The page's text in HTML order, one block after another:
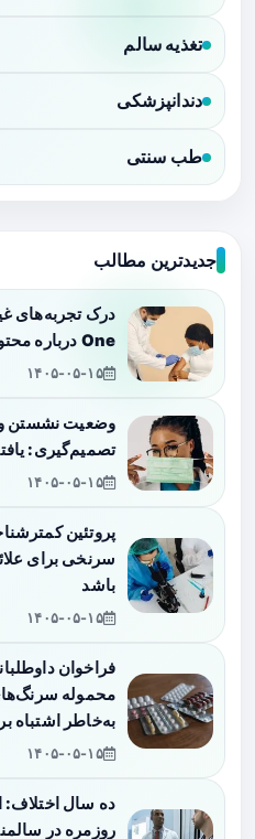
تغذیه سالم
دندانپزشکی
طب سنتی
جدیدترین مطالب
One درباره محتوا، داوری و پیامدهای روانی
۱۴۰۵-۰۵-۱۵
وضعیت نشستن و
تصمیم‌گیری:
۱۴۰۵-۰۵-۱۵
پروتئین
باشد
۱۴۰۵-۰۵-۱۵
فراخوان
محموله
به‌خاطر اشتباه
۱۴۰۵-۰۵-۱۵
ده سال اختلاف:
روزمره در